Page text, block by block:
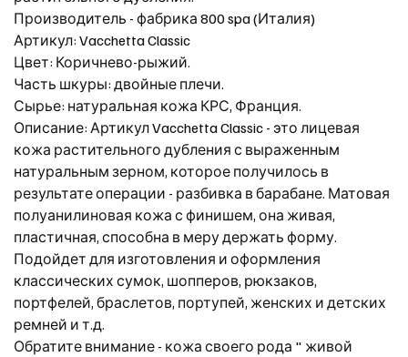
Производитель - фабрика 800 spa (Италия)
Артикул: Vacchetta Classic
Цвет: Коричнево-рыжий.
Часть шкуры: двойные плечи.
Сырье: натуральная кожа КРС, Франция.
Описание: Артикул Vacchetta Classic - это лицевая
кожа растительного дубления с выраженным
натуральным зерном, которое получилось в
результате операции - разбивка в барабане. Матовая
полуанилиновая кожа с финишем, она живая,
пластичная, способна в меру держать форму.
Подойдет для изготовления и оформления
классических сумок, шопперов, рюкзаков,
портфелей, браслетов, портупей, женских и детских
ремней и т.д.
Обратите внимание - кожа своего рода " живой